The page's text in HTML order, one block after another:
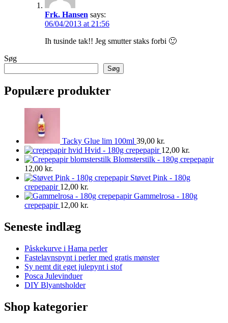
Frk. Hansen says:
06/04/2013 at 21:56
Ih tusinde tak!! Jeg smutter staks forbi 🙂
Søg
Søg
Populære produkter
Tacky Glue lim 100ml 39,00 kr.
Hvid - 180g crepepapir 12,00 kr.
Blomsterstilk - 180g crepepapir
12,00 kr.
Støvet Pink - 180g
crepepapir 12,00 kr.
Gammelrosa - 180g
crepepapir 12,00 kr.
Seneste indlæg
Påskekurve i Hama perler
Fastelavnspynt i perler med gratis mønster
Sy nemt dit eget julepynt i stof
Posca Julevinduer
DIY Blyantsholder
Shop kategorier